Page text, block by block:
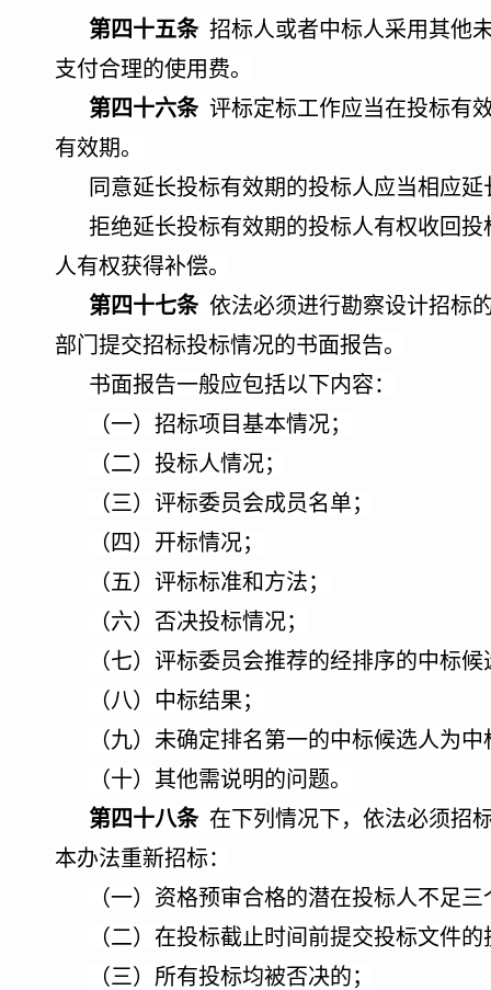
第四十五条 招标人或者中标人采用其他
支付合理的使用费。
第四十六条 评标定标工作应当在投标有
有效期。
同意延长投标有效期的投标人应当相应
拒绝延长投标有效期的投标人有权收回
人有权获得补偿。
第四十七条 依法必须进行勘察设计招标
部门提交招标投标情况的书面报告。
书面报告一般应包括以下内容：
（一）招标项目基本情况；
（二）投标人情况；
（三）评标委员会成员名单；
（四）开标情况；
（五）评标标准和方法；
（六）否决投标情况；
（七）评标委员会推荐的经排序的中标
（八）中标结果；
（九）未确定排名第一的中标候选人为
（十）其他需说明的问题。
第四十八条 在下列情况下，依法必须招
本办法重新招标：
（一）资格预审合格的潜在投标人不足三
（二）在投标截止时间前提交投标文件
（三）所有投标均被否决的；